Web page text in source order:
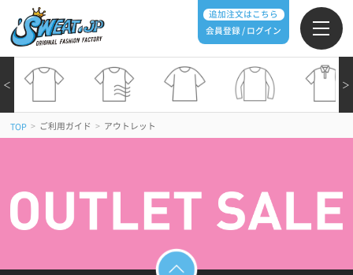
追加注文はこちら
会員登録 / ログイン
＞
＜
TOP > ご利用ガイド > アウトレット